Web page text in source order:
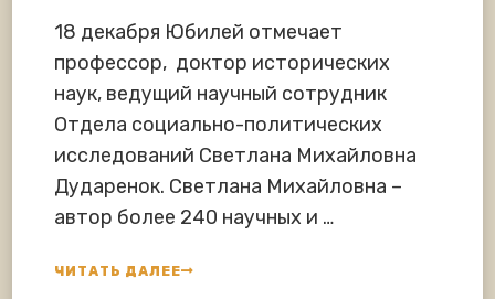
18 декабря Юбилей отмечает
профессор, доктор исторических
наук, ведущий научный сотрудник
Отдела социально-политических
исследований Светлана Михайловна
Дударенок. Светлана Михайловна –
автор более 240 научных и …
ЧИТАТЬ ДАЛЕЕ